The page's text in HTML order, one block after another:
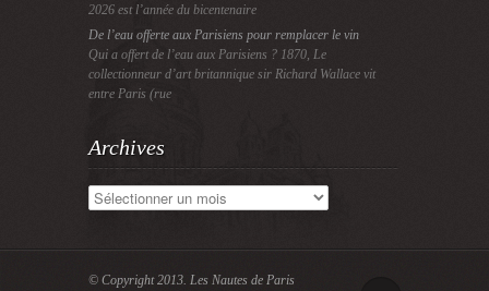
2026 est l’année du bicentenaire
De l’eau offerte aux Parisiens pour remplacer le vin
Qui a offert de l’eau aux Parisiens ? 1870, Le
collectionneur d’art britannique sir Richard Wallace vit
entre Paris (rue
Archives
Archives
© Copyright 2013. Les Nautes de Paris